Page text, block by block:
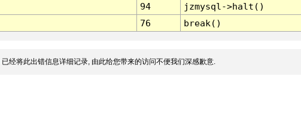
94
jzmysql->halt()
76 break()
已经将此出错信息详细记录, 由此给您带来的访问不便我们深感歉意.